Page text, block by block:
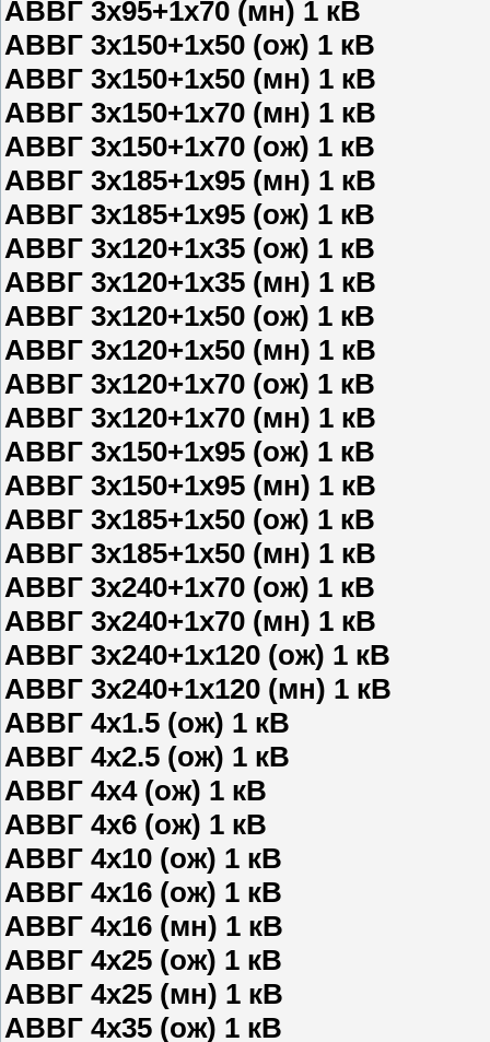
АВВГ 3х95+1х70 (мн) 1 кВ
АВВГ 3х150+1х50 (ож) 1 кВ
АВВГ 3х150+1х50 (мн) 1 кВ
АВВГ 3х150+1х70 (мн) 1 кВ
АВВГ 3х150+1х70 (ож) 1 кВ
АВВГ 3х185+1х95 (мн) 1 кВ
АВВГ 3х185+1х95 (ож) 1 кВ
АВВГ 3х120+1х35 (ож) 1 кВ
АВВГ 3х120+1х35 (мн) 1 кВ
АВВГ 3х120+1х50 (ож) 1 кВ
АВВГ 3х120+1х50 (мн) 1 кВ
АВВГ 3х120+1х70 (ож) 1 кВ
АВВГ 3х120+1х70 (мн) 1 кВ
АВВГ 3х150+1х95 (ож) 1 кВ
АВВГ 3х150+1х95 (мн) 1 кВ
АВВГ 3х185+1х50 (ож) 1 кВ
АВВГ 3х185+1х50 (мн) 1 кВ
АВВГ 3х240+1х70 (ож) 1 кВ
АВВГ 3х240+1х70 (мн) 1 кВ
АВВГ 3х240+1х120 (ож) 1 кВ
АВВГ 3х240+1х120 (мн) 1 кВ
АВВГ 4х1.5 (ож) 1 кВ
АВВГ 4х2.5 (ож) 1 кВ
АВВГ 4х4 (ож) 1 кВ
АВВГ 4х6 (ож) 1 кВ
АВВГ 4х10 (ож) 1 кВ
АВВГ 4х16 (ож) 1 кВ
АВВГ 4х16 (мн) 1 кВ
АВВГ 4х25 (ож) 1 кВ
АВВГ 4х25 (мн) 1 кВ
АВВГ 4х35 (ож) 1 кВ